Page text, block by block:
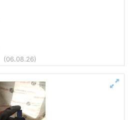
(06.08.26)